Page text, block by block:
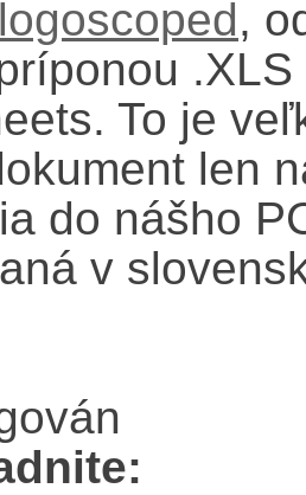
,
To je
len
do nášho
v